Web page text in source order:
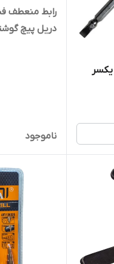
نوک پیچگوشتی 15 سانت OK یکسر
رابط منعطف
ناموجود